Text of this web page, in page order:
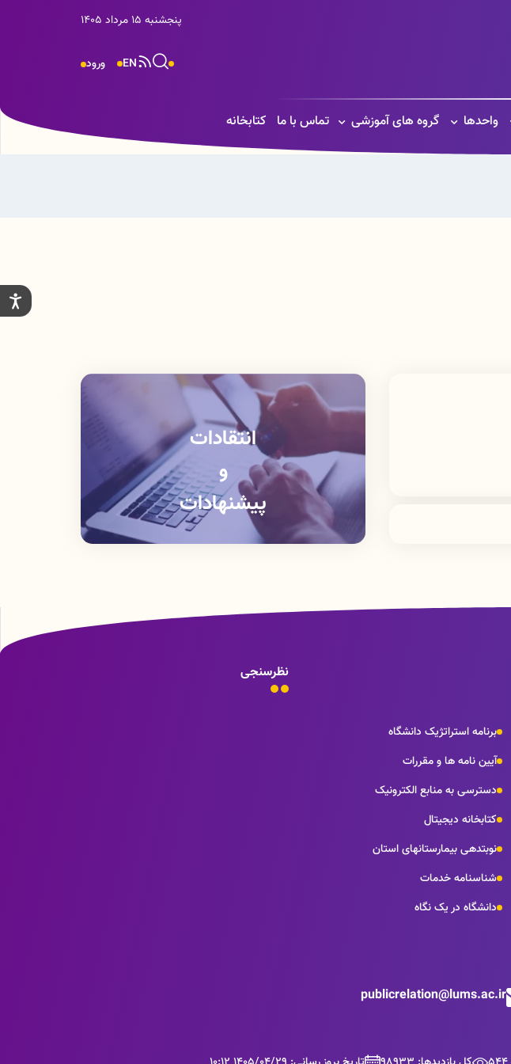
پنجشنبه 15 مرداد 1405
ورود EN
واحدها گروه های آموزشی تماس با ما کتابخانه
انتقادات
و
پیشنهادات
برنامه استراتژیک دانشگاه
آیین نامه ها و مقررات
دسترسی به منابع الکترونیک
کتابخانه دیجیتال
نوبتدهی بیمارستانهای استان
شناسنامه خدمات
دانشگاه در یک نگاه
نظرسنجی
publicrelation@lums.ac.ir